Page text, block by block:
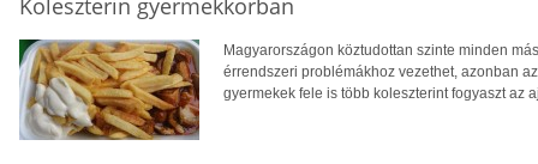
Magyarországon köztudottan szinte minden
érrendszeri problémákhoz vezethet, azonban
gyermekek fele is több koleszterint fogyaszt az